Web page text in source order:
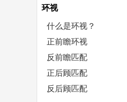
环视
什么是环视？
正前瞻环视
反前瞻匹配
正后顾匹配
反后顾匹配